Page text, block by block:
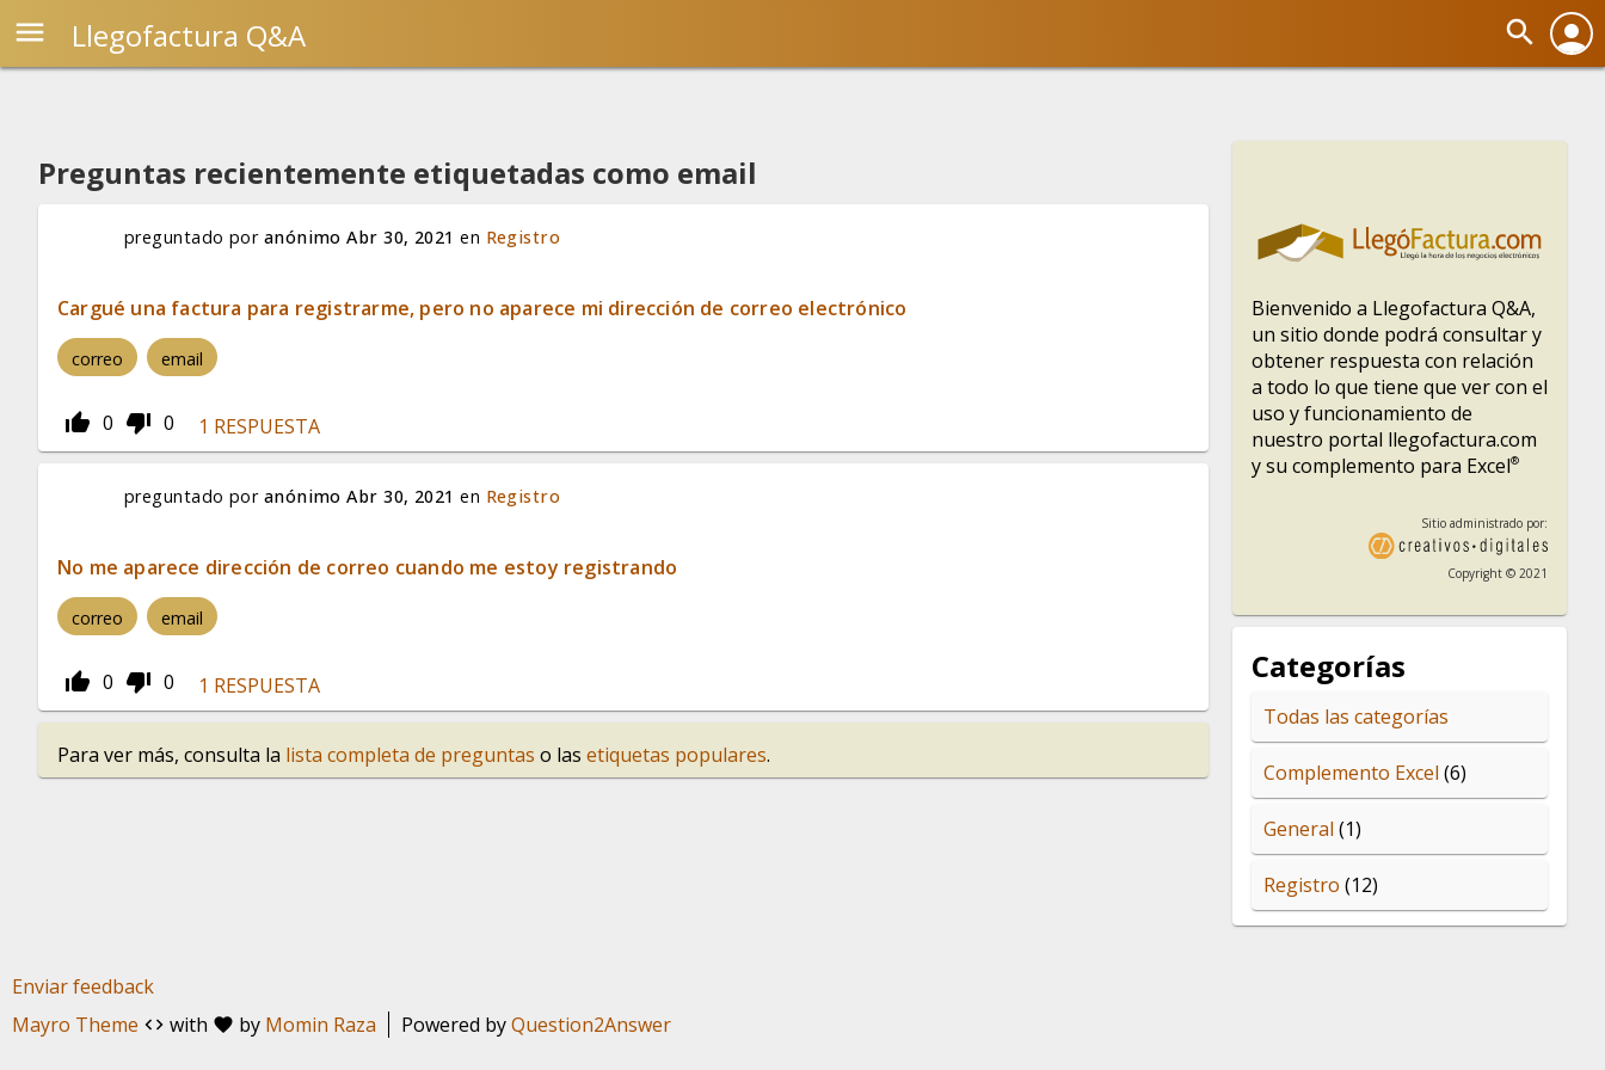
Realiza una pregunta:
Llegofactura Q&A
menu search person
Preguntas recientemente etiquetadas como email
preguntado por anónimo Abr 30, 2021 en Registro
Cargué una factura para registrarme, pero no aparece mi dirección de correo electrónico
correo email
thumb_up_alt 0 thumb_down_alt 0 1 RESPUESTA
preguntado por anónimo Abr 30, 2021 en Registro
No me aparece dirección de correo cuando me estoy registrando
correo email
thumb_up_alt 0 thumb_down_alt 0 1 RESPUESTA
Para ver más, consulta la lista completa de preguntas o las etiquetas populares.
Bienvenido a Llegofactura Q&A,
un sitio donde podrá consultar y
obtener respuesta con relación
a todo lo que tiene que ver con el
uso y funcionamiento de
nuestro portal llegofactura.com
y su complemento para Excel®
Sitio administrado por:
Copyright © 2021
Categorías
Todas las categorías
Complemento Excel (6)
General (1)
Registro (12)
Enviar feedback
Mayro Theme code with favorite by Momin Raza Powered byQuestion2Answer